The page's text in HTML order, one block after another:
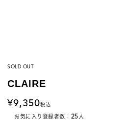
SOLD OUT
CLAIRE
9,350税込
お気に入り登録者数： 25人